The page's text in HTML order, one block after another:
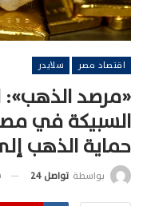
اقتصاد مصر سلايدر
«مرصد الذهب»:
السبيكة في
حماية الذهب
بواسطة تواصل 24